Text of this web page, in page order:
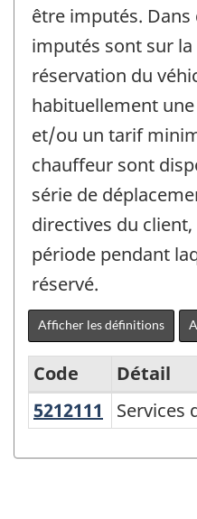
être imputés.
imputés sont sur
réservation du
habituellement
et/ou un tarif
chauffeur sont
série de
directives du
période pendant
réservé.
Afficher les définitions
Système
Code
Détail
5212111
Services
Services